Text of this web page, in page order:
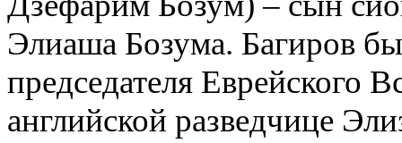
Элиаша Бозума. Багиров
председателя Еврейского
английской разведчице